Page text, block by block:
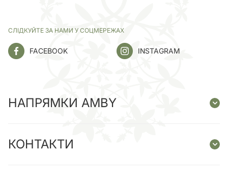
СЛІДКУЙТЕ ЗА НАМИ У СОЦМЕРЕЖАХ
FACEBOOK INSTAGRAM
НАПРЯМКИ AMBY
КОНТАКТИ